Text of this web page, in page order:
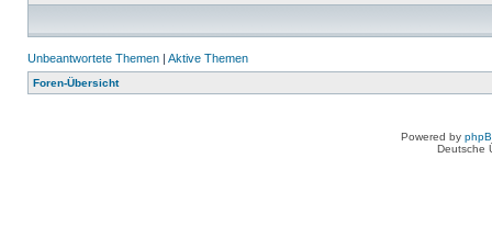
Unbeantwortete Themen | Aktive Themen
Foren-Übersicht
Powered by
Deutsche